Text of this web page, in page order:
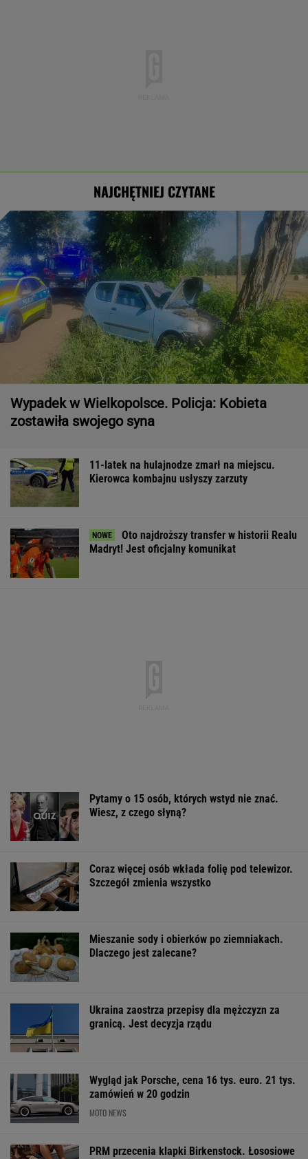
NAJCHĘTNIEJ CZYTANE
Wypadek w Wielkopolsce. Policja: Kobieta
zostawiła swojego syna
11-latek na hulajnodze zmarł na miejscu.
Kierowca kombajnu usłyszy zarzuty
Oto najdroższy transfer w historii Realu
Madryt! Jest oficjalny komunikat
Pytamy o 15 osób, których wstyd nie znać.
Wiesz, z czego słyną?
Coraz więcej osób wkłada folię pod telewizor.
Szczegół zmienia wszystko
Mieszanie sody i obierków po ziemniakach.
Dlaczego jest zalecane?
Ukraina zaostrza przepisy dla mężczyzn za
granicą. Jest decyzja rządu
Wygląd jak Porsche, cena 16 tys. euro. 21 tys.
zamówień w 20 godzin
MOTO NEWS
PRM przecenia klapki Birkenstock. Łososiowe